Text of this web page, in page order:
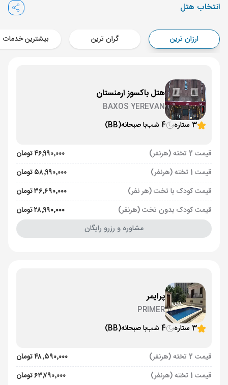
مدت پرواز :02:00
تهران , فرودگاه بین‌المللی امام خمینی IKA
انتخاب هتل
ارزان ترین گران ترین بیشترین خدمات
هتل باکسوز ارمنستان
BAXOS YEREVAN
3 ستاره
4 شب با صبحانه(BB)
قیمت 2 تخته (هرنفر)
۴۶٬۹۹۰٬۰۰۰ تومان
قیمت 1 تخته (هرنفر)
۵۸٬۹۹۰٬۰۰۰ تومان
قیمت کودک با تخت (هر نفر)
۳۶٬۶۹۰٬۰۰۰ تومان
قیمت کودک بدون تخت (هرنفر)
۲۸٬۹۹۰٬۰۰۰ تومان
مشاوره و رزرو رایگان
پرایمر
PRIMER
3 ستاره
4 شب با صبحانه(BB)
قیمت 2 تخته (هرنفر)
۴۸٬۵۹۰٬۰۰۰ تومان
قیمت 1 تخته (هرنفر)
۶۳٬۷۹۰٬۰۰۰ تومان